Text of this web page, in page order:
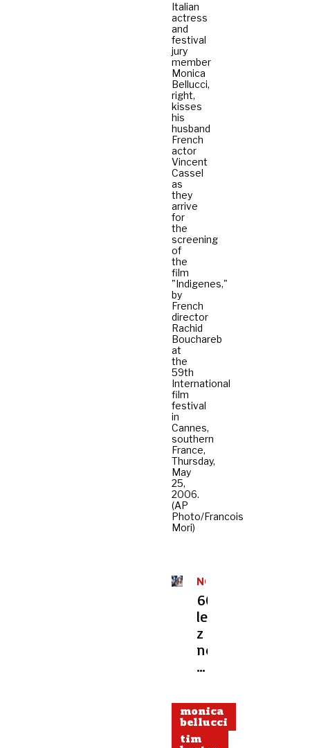
Italian
actress
and
festival
jury
member
Monica
Bellucci,
right,
kisses
his
husband
French
actor
Vincent
Cassel
as
they
arrive
for
the
screening
of
the
film
"Indigenes,"
by
French
director
Rachid
Bouchareb
at
the
59th
International
film
festival
in
Cannes,
southern
France,
Thursday,
May
25,
2006.
(AP
Photo/Francois
Mori)
NORIJA
60-
letnica
z
novimi
fotografijami
internet:
'Boginja
lepote!'
monica
bellucci
tim